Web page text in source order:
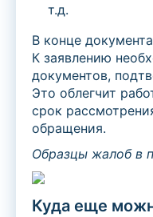
т.д.
В конце
К заявлению
документов,
Это облегчит
срок
обращения.
Образцы жалоб в
Куда еще